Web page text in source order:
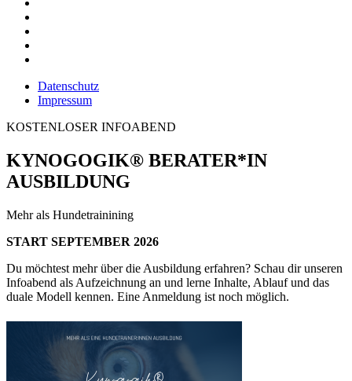
Datenschutz
Impressum
KOSTENLOSER INFOABEND
KYNOGOGIK® BERATER*IN
AUSBILDUNG
Mehr als Hundetrainining
START SEPTEMBER 2026
Du möchtest mehr über die Ausbildung erfahren? Schau dir unseren
Infoabend als Aufzeichnung an und lerne Inhalte, Ablauf und das
duale Modell kennen. Eine Anmeldung ist noch möglich.